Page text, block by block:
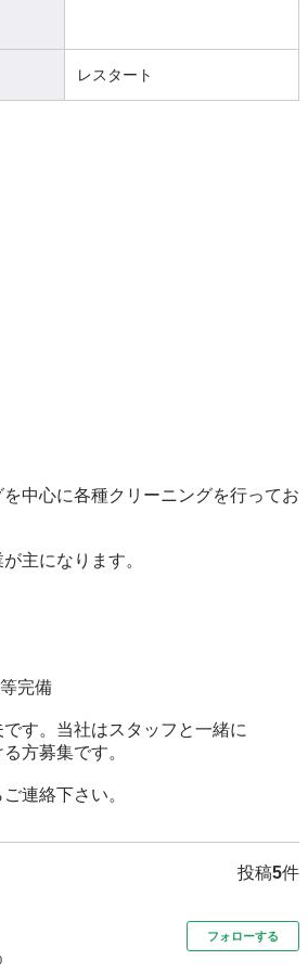
レスタート
中心に各種クリーニングを行ってお
主になります。
す。当社はスタッフと一緒に
方募集です。
連絡下さい。
投稿5件
フォローする